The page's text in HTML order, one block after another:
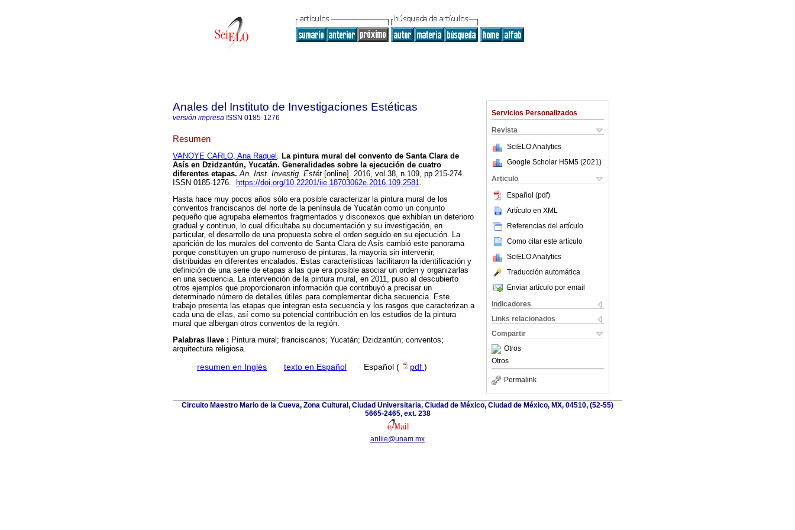
Servicios Personalizados
Revista
SciELO Analytics
Google Scholar H5M5 (2021 )
Articulo
Español (pdf)
Artículo en XML
Referencias del artículo
Como citar este artículo
SciELO Analytics
Traducción automática
Enviar artículo por email
Indicadores
Links relacionados
Compartir
Otros
Otros
Permalink
Anales del Instituto de Investigaciones Estéticas
versión impresa ISSN 0185-1276
Resumen
VANOYE CARLO, Ana Raquel . La pintura mural del convento de Santa Clara de
Asís en Dzidzantún, Yucatán. Generalidades sobre la ejecución de cuatro
diferentes etapas. An. Inst. Investig. Estét [online]. 2016, vol.38, n.109, pp.215-274.
ISSN 0185-1276.
https://doi.org/10.22201/iie.18703062e.2016.109.2581.
Hasta hace muy pocos años sólo era posible caracterizar la pintura mural de los
conventos franciscanos del norte de la península de Yucatán como un conjunto
pequeño que agrupaba elementos fragmentados y disconexos que exhibían un deterioro
gradual y continuo, lo cual dificultaba su documentación y su investigación, en
particular, el desarrollo de una propuesta sobre el orden seguido en su ejecución. La
aparición de los murales del convento de Santa Clara de Asís cambió este panorama
porque constituyen un grupo numeroso de pinturas, la mayoría sin intervenir,
distribuidas en diferentes encalados. Estas características facilitaron la identificación y
definición de una serie de etapas a las que era posible asociar un orden y organizarlas
en una secuencia. La intervención de la pintura mural, en 2011, puso al descubierto
otros ejemplos que proporcionaron información que contribuyó a precisar un
determinado número de detalles útiles para complementar dicha secuencia. Este
trabajo presenta las etapas que integran esta secuencia y los rasgos que caracterizan a
cada una de ellas, así como su potencial contribución en los estudios de la pintura
mural que albergan otros conventos de la región.
Palabras llave : Pintura mural; franciscanos; Yucatán; Dzidzantún; conventos;
arquitectura religiosa.
· resumen en Inglés · texto en Español · Español ( pdf )
Circuito Maestro Mario de la Cueva, Zona Cultural, Ciudad Universitaria, Ciudad de México, Ciudad de México, MX, 04510, (52-55)
5665-2465, ext. 238
anliie@unam.mx